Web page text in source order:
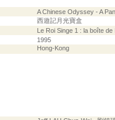
A Chinese Odyssey - A
西遊記月光寶盒
Le Roi Singe 1 : la boîte de
1995
Hong-Kong